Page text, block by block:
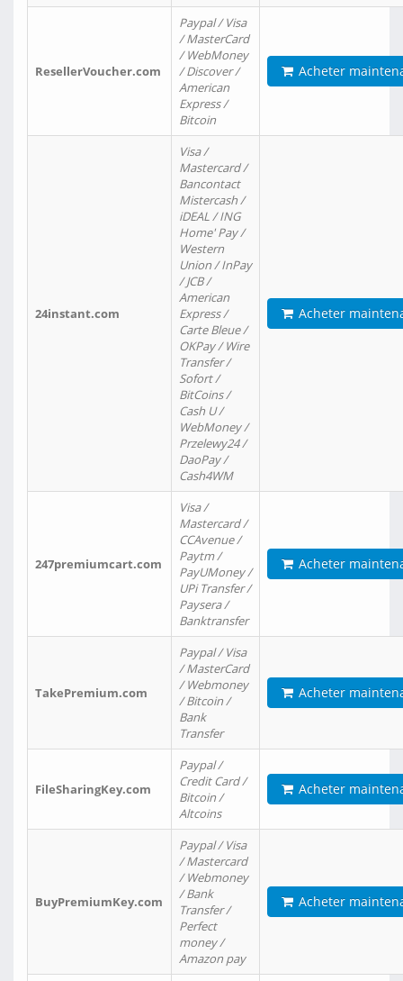
ResellerVoucher.com
Paypal / Visa
/ MasterCard
/ WebMoney
/ Discover /
American
Express /
Bitcoin
Acheter
24instant.com
Visa /
Mastercard /
Bancontact
Mistercash /
iDEAL / ING
Home' Pay /
Western
Union / InPay
/ JCB /
American
Express /
Carte Bleue /
OKPay / Wire
Transfer /
Sofort /
BitCoins /
Cash U /
WebMoney /
Przelewy24 /
DaoPay /
Cash4WM
Acheter
247premiumcart.com
Visa /
Mastercard /
CCAvenue /
Paytm /
PayUMoney /
UPi Transfer /
Paysera /
Banktransfer
Acheter
TakePremium.com
Paypal / Visa
/ MasterCard
/ Webmoney
/ Bitcoin /
Bank
Transfer
Acheter
FileSharingKey.com
Paypal /
Credit Card /
Bitcoin /
Altcoins
Acheter
BuyPremiumKey.com
Paypal / Visa
/ Mastercard
/ Webmoney
/ Bank
Transfer /
Perfect
money /
Amazon pay
Acheter